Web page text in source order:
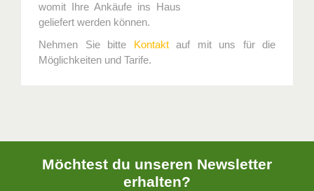
womit Ihre Ankäufe ins Haus
geliefert werden können.
Nehmen Sie bitte Kontaktauf mit uns für die
Möglichkeiten und Tarife.
Möchtest du unseren Newsletter
erhalten?